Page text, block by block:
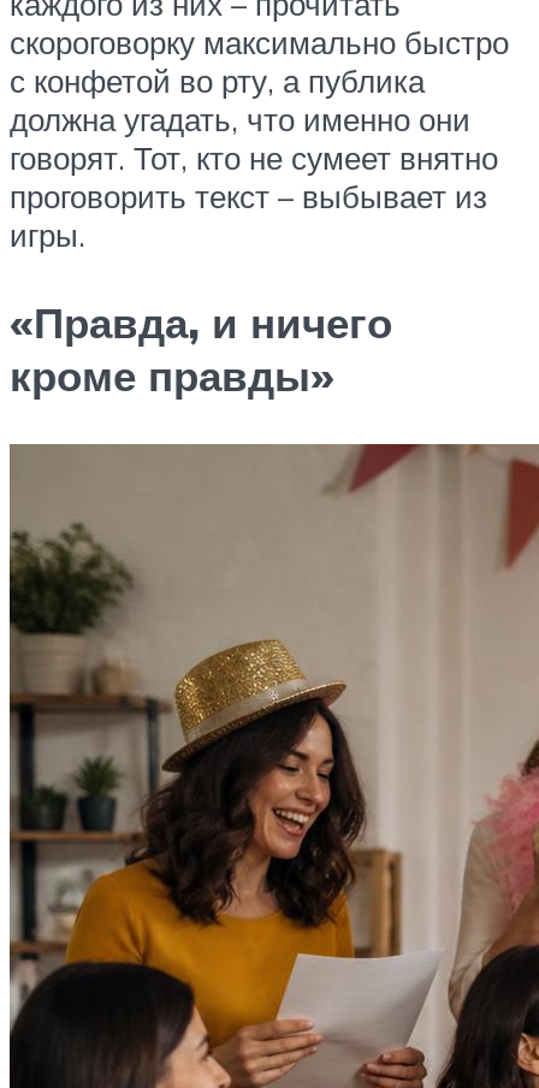
скороговорку максимально быстро
с конфетой во рту, а публика
должна угадать, что именно они
говорят. Тот, кто не сумеет внятно
проговорить текст – выбывает из
игры.
«Правда, и ничего
кроме правды»